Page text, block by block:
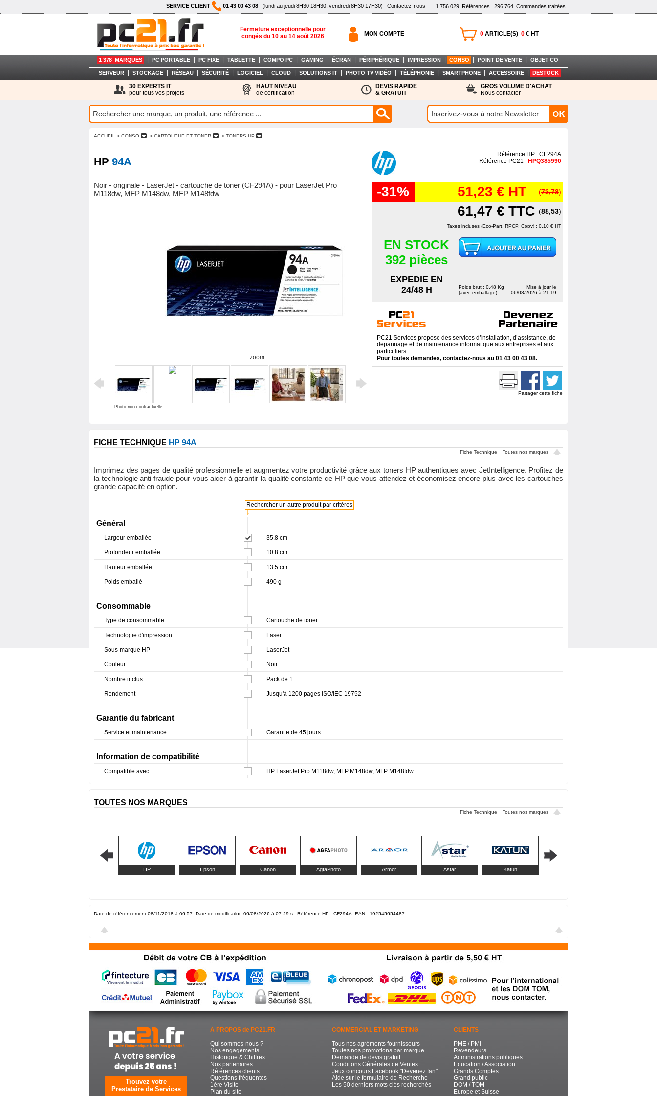
1 756 029 Références 296 764 Commandes traitées
SERVICE CLIENT 01 43 00 43 08 (lundi au jeudi 8H30 18H30, vendredi 8H30 17H30) Contactez-nous
Fermeture exceptionnelle pour
congés du 10 au 14 août 2026
0 ARTICLE(S) 0 € HT
MON COMPTE
1 378 MARQUES PC PORTABLE PC FIXE TABLETTE COMPO PC GAMING ÉCRAN PÉRIPHÉRIQUE IMPRESSION CONSO POINT DE VENTE OBJET CO
SERVEUR STOCKAGE RÉSEAU SÉCURITÉ LOGICIEL CLOUD SOLUTIONS IT PHOTO TV VIDÉO TÉLÉPHONIE SMARTPHONE ACCESSOIRE DESTOCK
30 EXPERTS IT
pour tous vos projets
HAUT NIVEAU
de certification
DEVIS RAPIDE
& GRATUIT
GROS VOLUME D'ACHAT
Nous contacter
ACCUEIL > CONSO > CARTOUCHE ET TONER > TONERS HP
HP 94A
Noir - originale - LaserJet - cartouche de toner (CF294A) - pour LaserJet Pro
M118dw, MFP M148dw, MFP M148fdw
zoom
Photo non contractuelle
Référence HP : CF294A
Référence PC21 : HPQ385990
-31% 51,23 € HT (73,78)
61,47 € TTC (88,53)
Taxes incluses (Eco-Part, RPCP, Copy) : 0,10 € HT
EN STOCK
392 pièces
EXPEDIE EN
24/48 H
Poids brut : 0.48 Kg
(avec emballage)
Mise à jour le
06/08/2026 à 21:19
PC21 Services propose des services d’installation, d’assistance, de
dépannage et de maintenance informatique aux entreprises et aux
particuliers.
Pour toutes demandes, contactez-nous au 01 43 00 43 08.
Partager cette fiche
FICHE TECHNIQUE HP 94A
Fiche Technique Toutes nos marques
Imprimez des pages de qualité professionnelle et augmentez votre productivité grâce aux toners HP authentiques avec JetIntelligence. Profitez de
la technologie anti-fraude pour vous aider à garantir la qualité constante de HP que vous attendez et économisez encore plus avec les cartouches
grande capacité en option.
↓
Rechercher un autre produit par critères
Général
Largeur emballée 35.8 cm
Profondeur emballée 10.8 cm
Hauteur emballée 13.5 cm
Poids emballé 490 g
Consommable
Type de consommable Cartouche de toner
Technologie d'impression Laser
Sous-marque HP LaserJet
Couleur Noir
Nombre inclus Pack de 1
Rendement Jusqu'à 1200 pages ISO/IEC 19752
Garantie du fabricant
Service et maintenance Garantie de 45 jours
Information de compatibilité
Compatible avec HP LaserJet Pro M118dw, MFP M148dw, MFP M148fdw
TOUTES NOS MARQUES
Fiche Technique Toutes nos marques
HP Epson Canon AgfaPhoto Armor Astar Katun
Date de référencement 08/11/2018 à 06:57 Date de modification 06/08/2026 à 07:29 s Référence HP : CF294A EAN : 192545654487
Trouvez votre
Prestataire de Services
A PROPOS de PC21.FR
Qui sommes-nous ?
Nos engagements
Historique & Chiffres
Nos partenaires
Références clients
Questions fréquentes
1ère Visite
Plan du site
COMMERCIAL ET MARKETING
Tous nos agréments fournisseurs
Toutes nos promotions par marque
Demande de devis gratuit
Conditions Générales de Ventes
Jeux concours Facebook "Devenez fan"
Aide sur le formulaire de Recherche
Les 50 derniers mots clés recherchés
CLIENTS
PME / PMI
Revendeurs
Administrations publiques
Education / Association
Grands Comptes
Grand public
DOM / TOM
Europe et Suisse